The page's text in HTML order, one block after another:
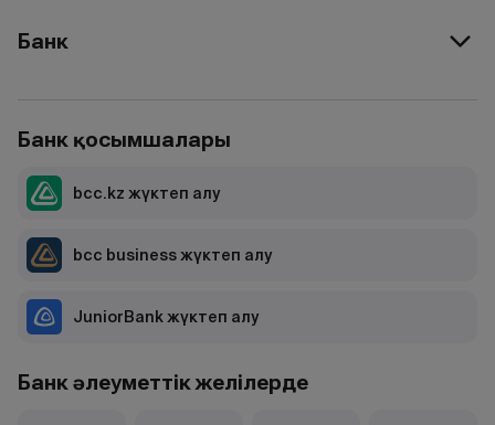
Банк
Банк әлеуметтік желілерде
Банк қосымшалары
bcc.kz жүктеп алу
bcc business жүктеп алу
JuniorBank жүктеп алу